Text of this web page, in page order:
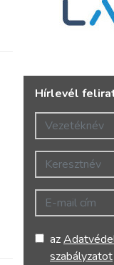
Hírlevél
Vezetéknév
Keresztnév
E-mail cím
az
szabályzatot